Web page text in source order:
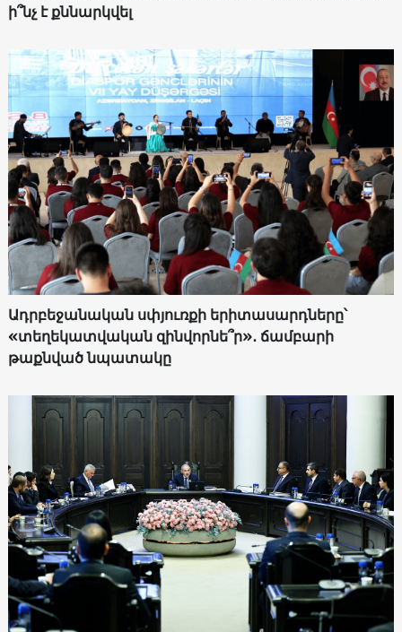
ի՞նչ է քննարկվել
Ադրբեջանական սփյուռքի երիտասարդները՝
«տեղեկատվական զինվորնե՞ր»․ ճամբարի
թաքնված նպատակը